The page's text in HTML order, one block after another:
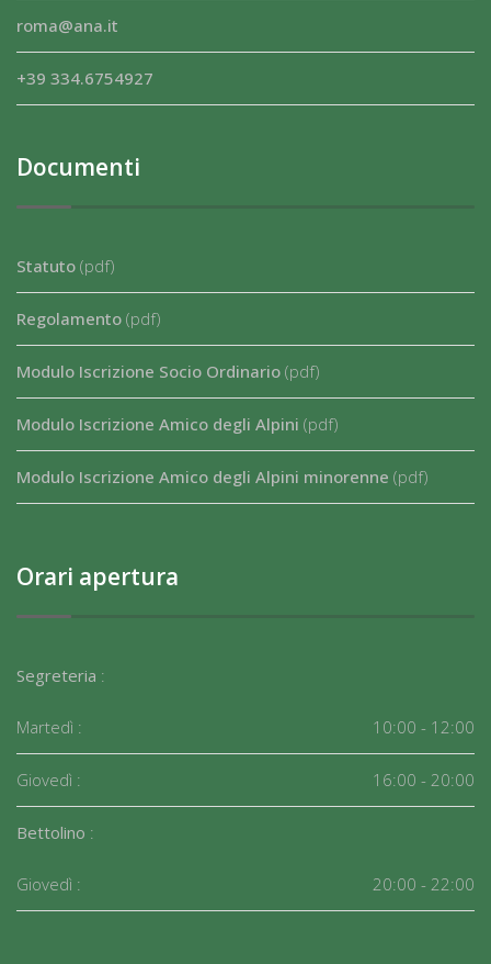
roma@ana.it
+39 334.6754927
Documenti
Statuto (pdf)
Regolamento (pdf)
Modulo Iscrizione Socio Ordinario (pdf)
Modulo Iscrizione Amico degli Alpini (pdf)
Modulo Iscrizione Amico degli Alpini minorenne (pdf)
Orari apertura
Segreteria :
Martedì : 10:00 - 12:00
Giovedì : 16:00 - 20:00
Bettolino :
Giovedì : 20:00 - 22:00